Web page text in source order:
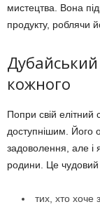
мистецтва. Вона
продукту, роблячи
кожного
Попри свій елітний
доступнішим. Його
задоволення, але і
родини. Це чудовий
тих, хто хоче